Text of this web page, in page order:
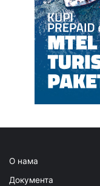
О нама
Документа